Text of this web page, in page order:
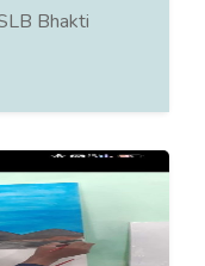
Bhakti